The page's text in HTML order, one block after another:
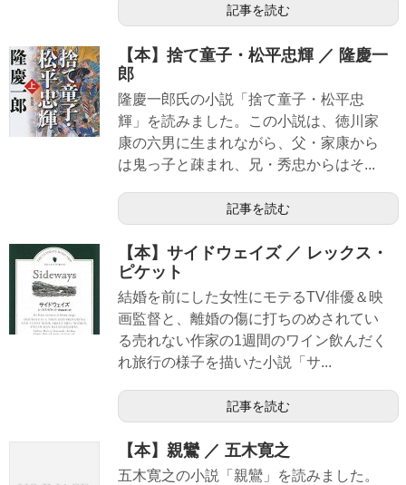
記事を読む
【本】捨て童子・松平忠輝 ／ 隆慶一
郎
隆慶一郎氏の小説「捨て童子・松平忠
輝」を読みました。この小説は、徳川家
康の六男に生まれながら、父・家康から
は鬼っ子と疎まれ、兄・秀忠からはそ...
記事を読む
【本】サイドウェイズ ／ レックス・
ピケット
結婚を前にした女性にモテるTV俳優＆映
画監督と、離婚の傷に打ちのめされてい
る売れない作家の1週間のワイン飲んだく
れ旅行の様子を描いた小説「サ...
記事を読む
【本】親鸞 ／ 五木寛之
五木寛之の小説「親鸞」を読みました。